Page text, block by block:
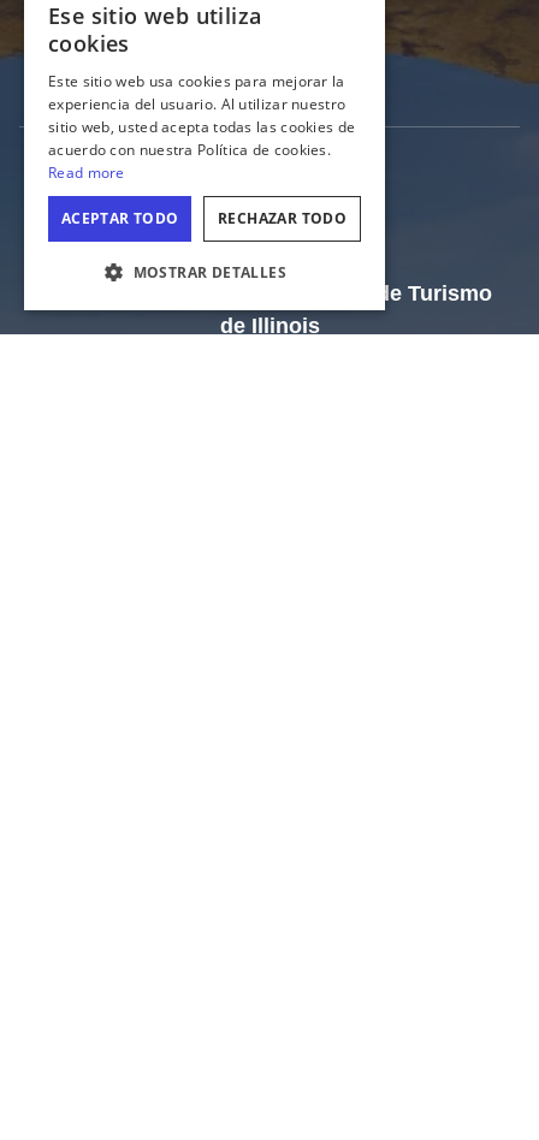
Medios
Industria del turismo
El sitio web oficial de la Oficina de Turismo
de Illinois
SPANISH
ITALIAN
JAPANESE
Ese sitio web utiliza
cookies
Este sitio web usa cookies para mejorar la
experiencia del usuario. Al utilizar nuestro
sitio web, usted acepta todas las cookies de
acuerdo con nuestra Política de cookies.
Read more
ACEPTAR TODO RECHAZAR TODO
MOSTRAR DETALLES